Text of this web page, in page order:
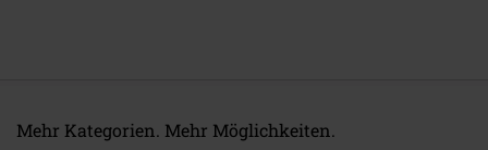
Mehr Kategorien. Mehr Möglichkeiten.